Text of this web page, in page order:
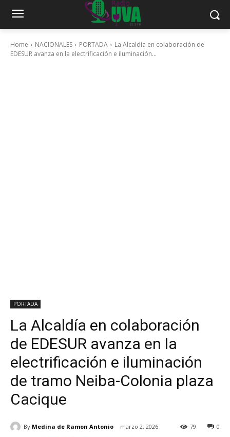
Home NACIONALES PORTADA
La Alcaldía en colaboración de
EDESUR avanza en la electrificación e iluminación...
PORTADA
La Alcaldía en colaboración
de EDESUR avanza en la
electrificación e iluminación
de tramo Neiba-Colonia plaza
Cacique
By Medina de Ramon Antonio marzo 2, 2026 0
79